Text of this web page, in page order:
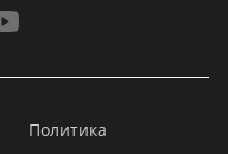
Политика